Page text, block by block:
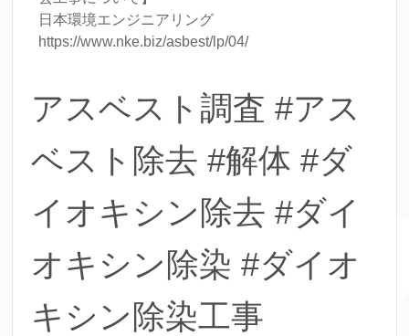
日本環境エンジニアリング
https://www.nke.biz/asbest/lp/04/
アスベスト調査 #アス
ベスト除去 #解体 #ダ
イオキシン除去 #ダイ
オキシン除染 #ダイオ
キシン除染工事